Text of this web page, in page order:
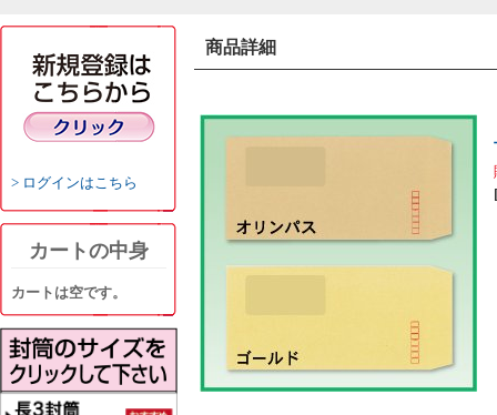
ログインはこちら
カートの中身
カートは空です。
商品詳細